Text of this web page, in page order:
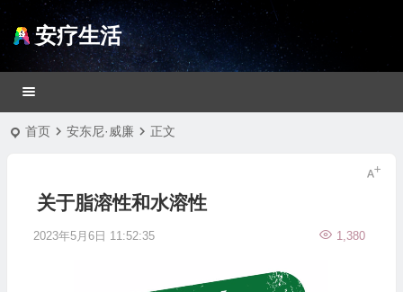
安疗生活
首页 安东尼·威廉 正文
关于脂溶性和水溶性
2023年5月6日 11:52:35 1,380